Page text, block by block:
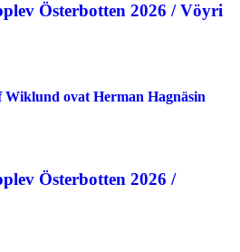
Österbotten 2026 / Vöyri
ovat Herman Hagnäsin
Österbotten 2026 /